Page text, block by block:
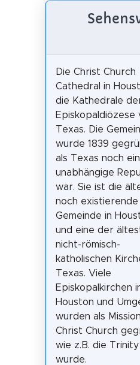
Die Christ Church
Cathedral in
die Kathedrale
Episkopaldiözese
Texas. Die
wurde 1839
als Texas noch
unabhängige
war. Sie ist die
noch existierende
Gemeinde in
und eine der
nicht-römisch-
katholischen
Texas. Viele
Episkopalkirchen
Houston und
wurden als
Christ Church
wie z.B. die
wurde.